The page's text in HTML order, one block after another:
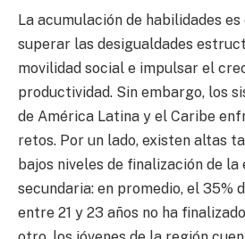
La acumulación de habilidades
superar las desigualdades
movilidad social e impulsar el
productividad. Sin embargo, los
de América Latina y el Caribe
retos. Por un lado, existen altas
bajos niveles de finalización de la
secundaria: en promedio, el 35%
entre 21 y 23 años no ha